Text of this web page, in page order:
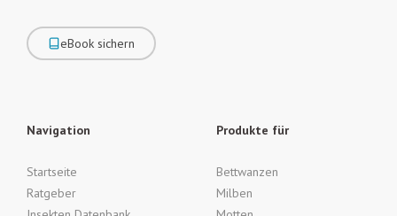
eBook sichern
Navigation
Startseite
Ratgeber
Produkte für
Bettwanzen
Milben